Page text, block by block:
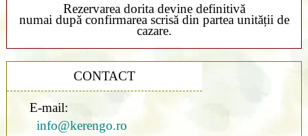
Rezervarea dorita devine definitivă
numai după confirmarea scrisă din partea unității de
cazare.
CONTACT
E-mail:
info@kerengo.ro